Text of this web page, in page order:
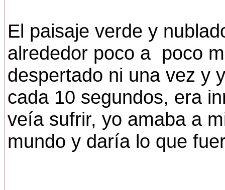
El paisaje verde y
alrededor poco a poco
despertado ni una vez y
cada 10 segundos, era
veía sufrir, yo amaba a
mundo y daría lo que